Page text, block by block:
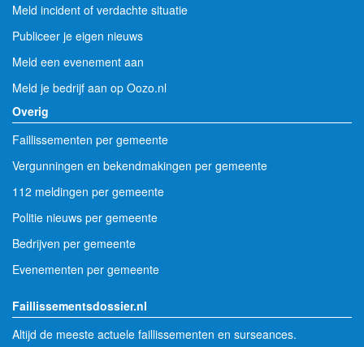
Meld incident of verdachte situatie
Publiceer je eigen nieuws
Meld een evenement aan
Meld je bedrijf aan op Oozo.nl
Overig
Faillissementen per gemeente
Vergunningen en bekendmakingen per gemeente
112 meldingen per gemeente
Politie nieuws per gemeente
Bedrijven per gemeente
Evenementen per gemeente
Faillissementsdossier.nl
Altijd de meeste actuele faillissementen en surseances.